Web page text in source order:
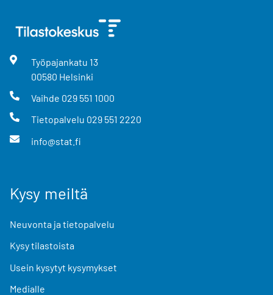
Työpajankatu 13
00580 Helsinki
Vaihde 029 551 1000
Tietopalvelu 029 551 2220
info@stat.fi
Kysy meiltä
Neuvonta ja tietopalvelu
Kysy tilastoista
Usein kysytyt kysymykset
Medialle